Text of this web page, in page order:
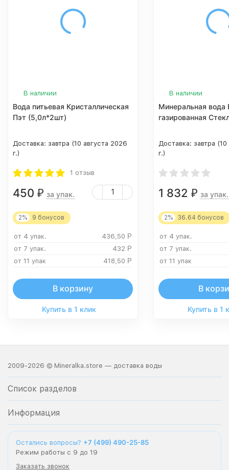
В наличии
Вода питьевая Кристаллическая
Пэт (5,0л*2шт)
Доставка: завтра (10 августа 2026
г.)
1 отзыв
450 ₽ за упак.
2% 9 бонусов
от 4 упак. 436,50 Р
от 7 упак.
432 Р
от 11 упак
418,50 Р
В корзину
Купить в 1 клик
В наличии
Минеральная
газированная
Доставка: завтра
г.)
1 832 ₽ за упак.
2% 36.64 бонусов
от 4 упак.
от 7 упак.
от 11 упак
В
Купить в 1
2009-2026 © Mineralka.store — доставка воды
Список разделов
Информация
Остались вопросы? +7 (499) 490-25-85
Режим работы с 9 до 19
Заказать звонок